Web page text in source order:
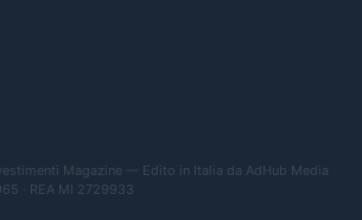
Magazine — Edito in Italia da AdHub Media
· REA MI 2729933